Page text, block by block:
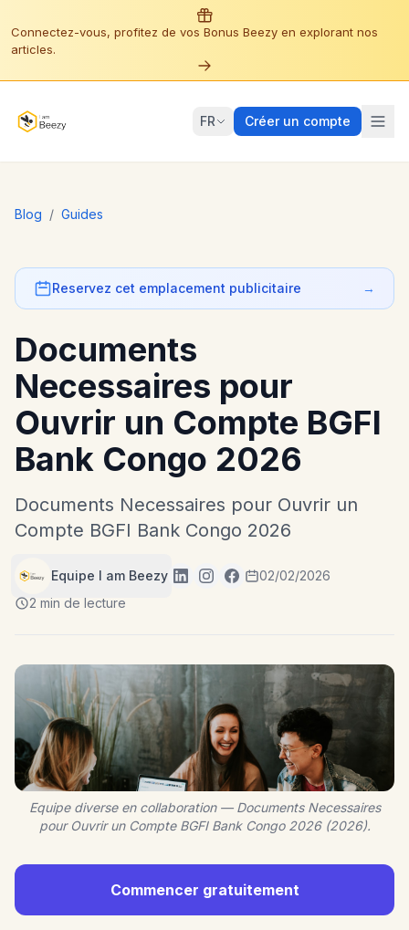
Connectez-vous, profitez de vos Bonus Beezy en explorant nos
articles.
FR Créer un compte
Blog / Guides
Reservez cet emplacement publicitaire →
Documents
Necessaires pour
Ouvrir un Compte BGFI
Bank Congo 2026
Documents Necessaires pour Ouvrir un
Compte BGFI Bank Congo 2026
Equipe I am Beezy
02/02/2026
2 min de lecture
Equipe diverse en collaboration — Documents Necessaires
pour Ouvrir un Compte BGFI Bank Congo 2026 (2026).
Commencer gratuitement